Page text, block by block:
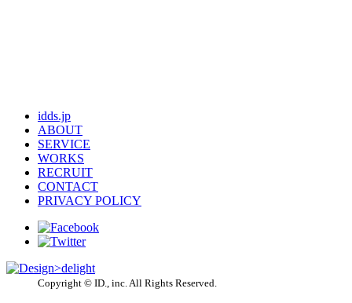
idds.jp
ABOUT
SERVICE
WORKS
RECRUIT
CONTACT
PRIVACY POLICY
Copyright © ID., inc. All Rights Reserved.